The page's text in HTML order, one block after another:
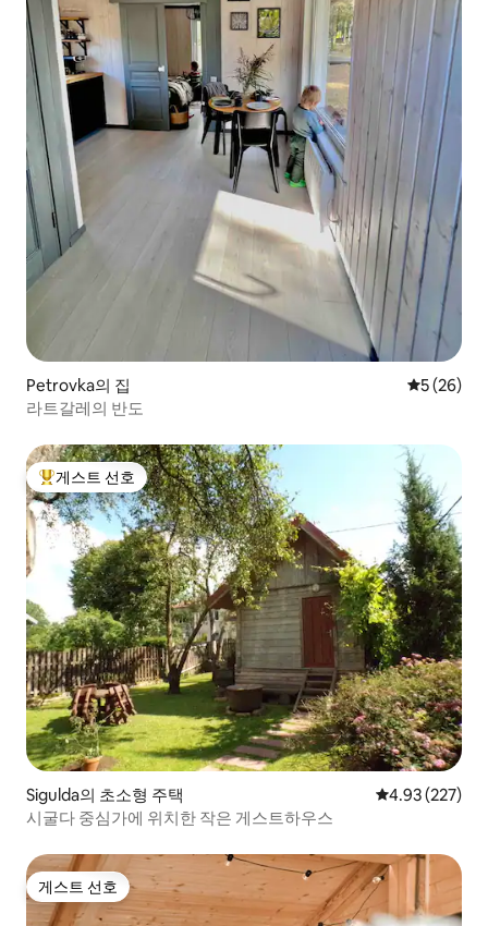
Petrovka의 집 평점 5점(5
5 (26)
라트갈레의 반도
상위 게스트 선호
게스트 선호
Sigulda의 초소형 주택 평점 4.93점(5
4.93 (227)
시굴다 중심가에 위치한 작은 게스트하우스
게스트 선호
게스트 선호